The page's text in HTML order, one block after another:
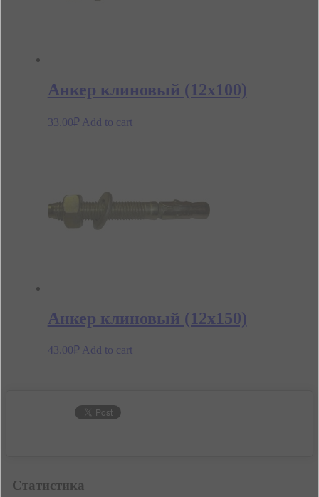
Анкер клиновый (12х100)
33.00₽ Add to cart
Анкер клиновый (12х150)
43.00₽ Add to cart
Статистика